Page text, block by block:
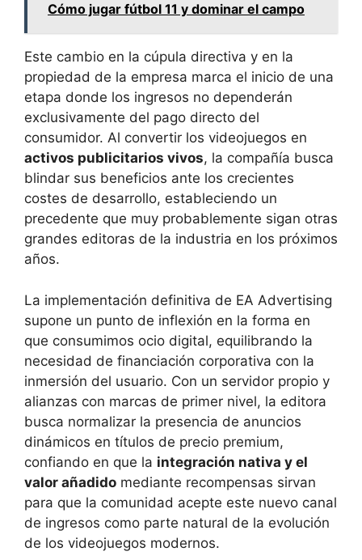
Cómo jugar fútbol 11 y dominar el campo
Este cambio en la cúpula directiva y en la
propiedad de la empresa marca el inicio de una
etapa donde los ingresos no dependerán
exclusivamente del pago directo del
consumidor. Al convertir los videojuegos en
activos publicitarios vivos, la compañía busca
blindar sus beneficios ante los crecientes
costes de desarrollo, estableciendo un
precedente que muy probablemente sigan otras
grandes editoras de la industria en los próximos
años.
La implementación definitiva de EA Advertising
supone un punto de inflexión en la forma en
que consumimos ocio digital, equilibrando la
necesidad de financiación corporativa con la
inmersión del usuario. Con un servidor propio y
alianzas con marcas de primer nivel, la editora
busca normalizar la presencia de anuncios
dinámicos en títulos de precio premium,
confiando en que la integración nativa y el
valor añadido mediante recompensas sirvan
para que la comunidad acepte este nuevo canal
de ingresos como parte natural de la evolución
de los videojuegos modernos.